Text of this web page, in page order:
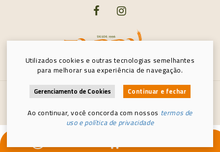
Utilizados cookies e outras tecnologias semelhantes
para melhorar sua experiência de navegação.
Gerenciamento de Cookies Continuar e fechar
Ao continuar, você concorda com nossos termos de
uso e política de privacidade
Zappas - PRATIC LOJA DE CONVENIENCIA LTDA CNPJ:
Desenvolvido porMaya Comunicação